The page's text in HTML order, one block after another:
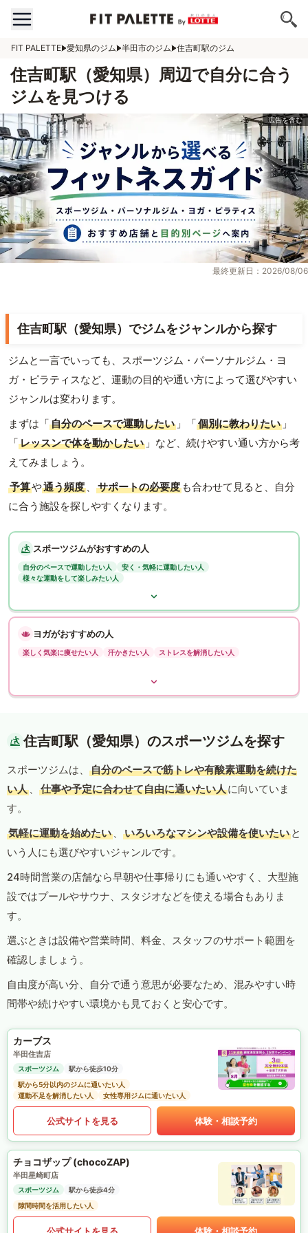
FIT PALETTE 愛知県のジム 半田市のジム 住吉町駅のジム
住吉町駅（愛知県）周辺で自分に合う
ジムを見つける
最終更新日：2026/08/06
住吉町駅（愛知県）でジムをジャンルから探す
ジムと一言でいっても、スポーツジム・パーソナルジム・ヨ
ガ・ピラティスなど、運動の目的や通い方によって選びやすい
ジャンルは変わります。
まずは「自分のペースで運動したい 」「個別に教わりたい 」
「レッスンで体を動かしたい 」など、続けやすい通い方から考
えてみましょう。
予算や通う頻度 、 サポートの必要度 も合わせて見ると、自分
に合う施設を探しやすくなります。
スポーツジムがおすすめの人
自分のペースで運動したい人
安く・気軽に運動したい人
様々な運動をして楽しみたい人
ヨガがおすすめの人
楽しく気楽に痩せたい人 汗かきたい人 ストレスを解消したい人
住吉町駅（愛知県）のスポーツジムを探す
スポーツジムは、
自分のペースで筋トレや有酸素運動を続けた
い人 、 仕事や予定に合わせて自由に通いたい人に向いていま
す。
気軽に運動を始めたい 、 いろいろなマシンや設備を使いたい と
いう人にも選びやすいジャンルです。
24時間営業の店舗なら早朝や仕事帰りにも通いやすく、大型施
設ではプールやサウナ、スタジオなどを使える場合もありま
す。
選ぶときは設備や営業時間、料金、スタッフのサポート範囲を
確認しましょう。
自由度が高い分、自分で通う意思が必要なため、混みやすい時
間帯や続けやすい環境かも見ておくと安心です。
カーブス
半田住吉店
スポーツジム
駅から徒歩10分
駅から5分以内のジムに通いたい人
運動不足を解消したい人
女性専用ジムに通いたい人
公式サイトを見る 体験・相談予約
チョコザップ (chocoZAP)
半田星崎町店
スポーツジム
駅から徒歩4分
隙間時間を活用したい人